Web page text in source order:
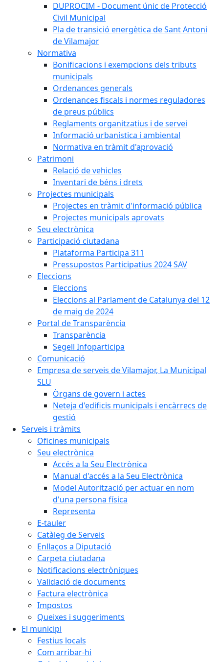
DUPROCIM - Document únic de Protecció
Civil Municipal
Pla de transició energètica de Sant Antoni
de Vilamajor
Normativa
Bonificacions i exempcions dels tributs
municipals
Ordenances generals
Ordenances fiscals i normes reguladores
de preus públics
Reglaments organitzatius i de servei
Informació urbanística i ambiental
Normativa en tràmit d'aprovació
Patrimoni
Relació de vehicles
Inventari de béns i drets
Projectes municipals
Projectes en tràmit d'informació pública
Projectes municipals aprovats
Seu electrònica
Participació ciutadana
Plataforma Participa 311
Pressupostos Participatius 2024 SAV
Eleccions
Eleccions
Eleccions al Parlament de Catalunya del 12
de maig de 2024
Portal de Transparència
Transparència
Segell Infoparticipa
Comunicació
Empresa de serveis de Vilamajor, La Municipal
SLU
Òrgans de govern i actes
Neteja d'edificis municipals i encàrrecs de
gestió
Serveis i tràmits
Oficines municipals
Seu electrònica
Accés a la Seu Electrònica
Manual d'accés a la Seu Electrònica
Model Autorització per actuar en nom
d'una persona física
Representa
E-tauler
Catàleg de Serveis
Enllaços a Diputació
Carpeta ciutadana
Notificacions electròniques
Validació de documents
Factura electrònica
Impostos
Queixes i suggeriments
El municipi
Festius locals
Com arribar-hi